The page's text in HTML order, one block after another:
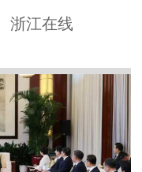
浙江在线